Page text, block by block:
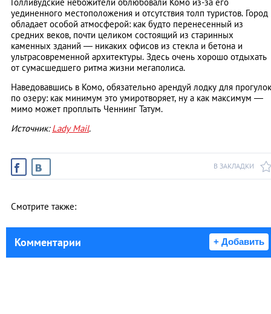
уединенного местоположения и отсутствия толп туристов. Город
обладает особой атмосферой: как будто перенесенный из
средних веков, почти целиком состоящий из старинных
каменных зданий — никаких офисов из стекла и бетона и
ультрасовременной архитектуры. Здесь очень хорошо отдыхать
от сумасшедшего ритма жизни мегаполиса.
Наведовавшись в Комо, обязательно арендуй лодку для прогулок
по озеру: как минимум это умиротворяет, ну а как максимум —
мимо может проплыть Ченнинг Татум.
Источник:Lady Mail.
В ЗАКЛАДКИ
Смотрите также:
Комментарии + Добавить